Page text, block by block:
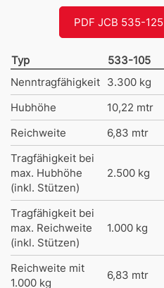
PDF JCB 535-125
Typ 533-105
Nenntragfähigkeit 3.300 kg
Hubhöhe
10,22 mtr
Reichweite
6,83 mtr
Tragfähigkeit bei
max. Hubhöhe
(inkl. Stützen)
2.500 kg
Tragfähigkeit bei
max. Reichweite
(inkl. Stützen)
1.000 kg
Reichweite mit
1.000 kg
6,83 mtr